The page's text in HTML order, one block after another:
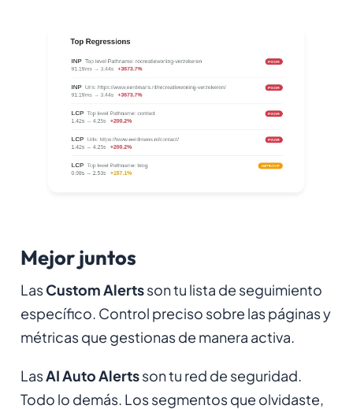
Mejor juntos
LasCustom Alertsson tu lista de seguimiento
específico. Control preciso sobre las páginas y
métricas que gestionas de manera activa.
LasAI Auto Alertsson tu red de seguridad.
Todo lo demás. Los segmentos que olvidaste,